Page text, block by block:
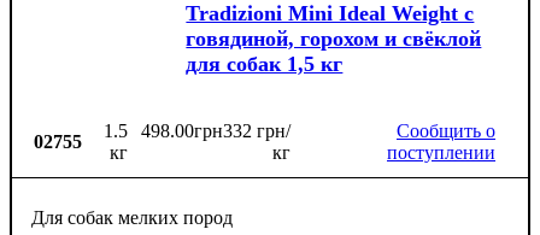
Tradizioni Mini Ideal Weight с
говядиной, горохом и свёклой
для собак 1,5 кг
02755
1.5
кг
498.00грн332 грн/
кг
Сообщить о
поступлении
Для собак мелких пород